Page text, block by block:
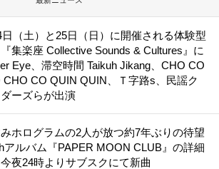
日（土）と25日（日）に開催される体験型
集楽座 Collective Sounds & Cultures』に
Eye、滞空時間 Taikuh Jikang、CHO CO
CHO CO QUIN QUIN、Ｔ字路s、民謡ク
ーズらが出演
ホログラムの2人が放つ約7年ぶりの待望
アルバム『PAPER MOON CLUB』の詳細
夜24時よりサブスクにて新曲